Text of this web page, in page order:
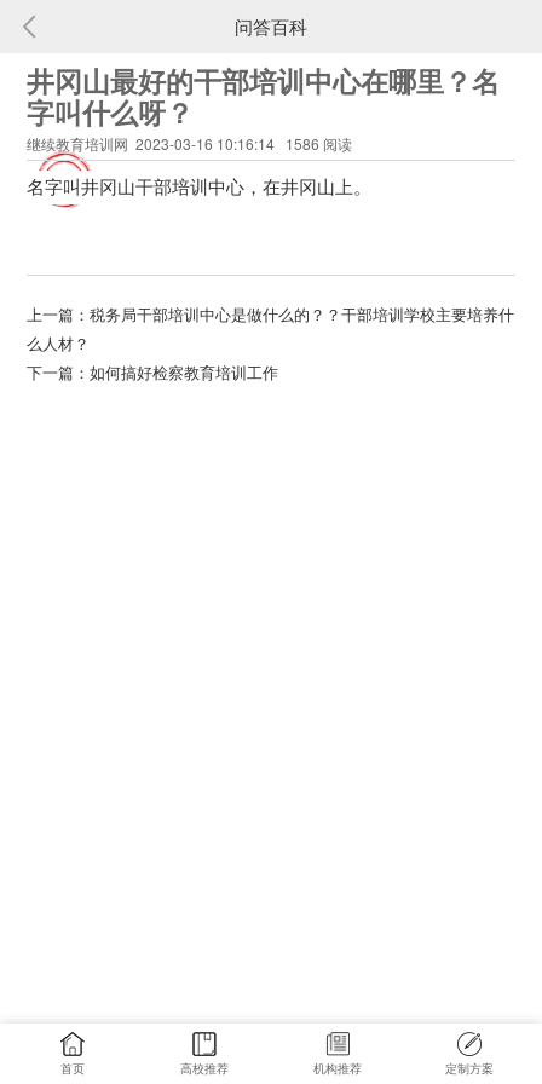
问答百科
井冈山最好的干部培训中心在哪里？名
字叫什么呀？
继续教育培训网 2023-03-16 10:16:14 1586 阅读
名字叫井冈山干部培训中心，在井冈山上。
上一篇：税务局干部培训中心是做什么的？？干部培训学校主要培养什
么人材？
下一篇：如何搞好检察教育培训工作
首页 高校推荐 机构推荐 定制方案